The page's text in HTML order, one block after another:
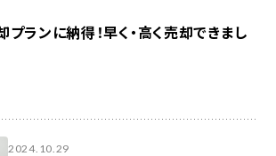
ランに納得！早く・高く売却できまし
2024.10.29